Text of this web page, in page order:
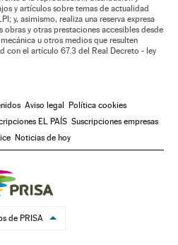
y artículos sobre temas de actualidad
y, asimismo, realiza una reserva expresa
obras y otras prestaciones accesibles desde
u otros medios que resulten
con el artículo 67.3 del Real Decreto - ley
Aviso legal Política cookies
EL PAÍS Suscripciones empresas
Noticias de hoy
de PRISA